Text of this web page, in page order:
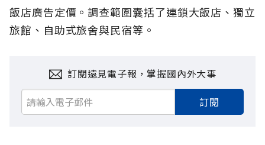
飯店廣告定價。調查範圍囊括了連鎖大飯店、獨立
旅館、自助式旅舍與民宿等。
訂閱遠見電子報，掌握國內外大事
訂閱